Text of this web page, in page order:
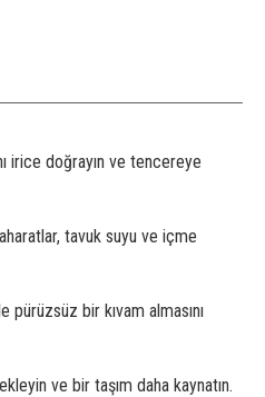
irice doğrayın ve tencereye
tavuk suyu ve içme
pürüzsüz bir kıvam almasını
ve bir taşım daha kaynatın.